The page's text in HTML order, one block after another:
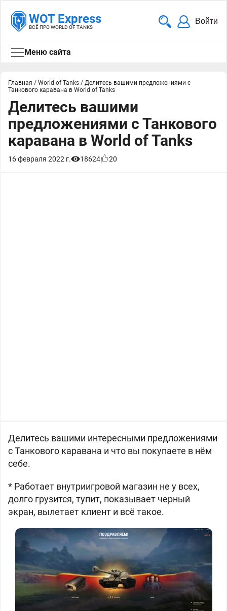
WOT Express
ВСЁ ПРО WORLD OF TANKS
Войти
Меню сайта
Главная / World of Tanks / Делитесь вашими предложениями с
Танкового каравана в World of Tanks
Делитесь вашими
предложениями с Танкового
каравана в World of Tanks
16 февраля 2022 г. 18624 20
Делитесь вашими интересными предложениями
с Танкового каравана и что вы покупаете в нём
себе.
* Работает внутриигровой магазин не у всех,
долго грузится, тупит, показывает черный
экран, вылетает клиент и всё такое.